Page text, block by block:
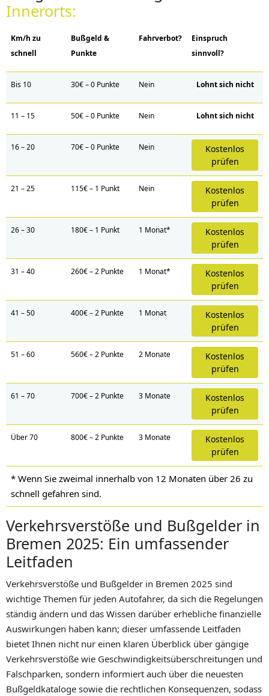
Innerorts:
Km/h zu
schnell
Bußgeld &
Punkte
Fahrverbot?
Einspruch
sinnvoll?
Bis 10 30€ – 0 Punkte Nein Lohnt sich nicht
11 – 15 50€ – 0 Punkte Nein Lohnt sich nicht
16 – 20 70€ – 0 Punkte Nein
Kostenlos
prüfen
21 – 25 115€ – 1 Punkt Nein
Kostenlos
prüfen
26 – 30 180€ – 1 Punkt 1 Monat*
Kostenlos
prüfen
31 – 40 260€ – 2 Punkte 1 Monat*
Kostenlos
prüfen
41 – 50 400€ – 2 Punkte 1 Monat
Kostenlos
prüfen
51 – 60 560€ – 2 Punkte 2 Monate
Kostenlos
prüfen
61 – 70 700€ – 2 Punkte 3 Monate
Kostenlos
prüfen
Über 70 800€ – 2 Punkte 3 Monate
Kostenlos
prüfen
* Wenn Sie zweimal innerhalb von 12 Monaten über 26 zu
schnell gefahren sind.
Verkehrsverstöße und Bußgelder in
Bremen 2025: Ein umfassender
Leitfaden
Verkehrsverstöße und Bußgelder in Bremen 2025 sind
wichtige Themen für jeden Autofahrer, da sich die Regelungen
ständig ändern und das Wissen darüber erhebliche finanzielle
Auswirkungen haben kann; dieser umfassende Leitfaden
bietet Ihnen nicht nur einen klaren Überblick über gängige
Verkehrsverstöße wie Geschwindigkeitsüberschreitungen und
Falschparken, sondern informiert auch über die neuesten
Bußgeldkataloge sowie die rechtlichen Konsequenzen, sodass